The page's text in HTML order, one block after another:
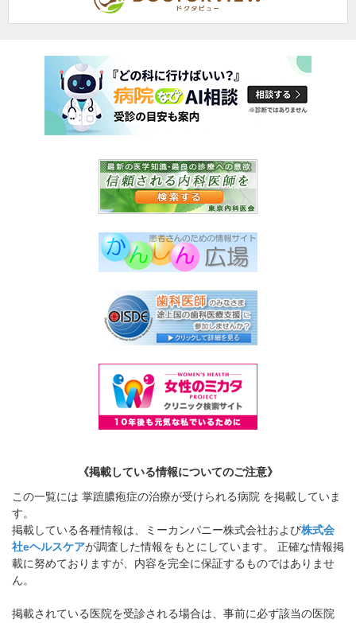
《掲載している情報についてのご注意》
この一覧には 掌蹠膿疱症の治療が受けられる病院 を掲載していま
す。
掲載している各種情報は、ミーカンパニー株式会社および株式会
社eヘルスケアが調査した情報をもとにしています。 正確な情報掲
載に努めておりますが、内容を完全に保証するものではありませ
ん。
掲載されている医院を受診される場合は、事前に必ず該当の医院